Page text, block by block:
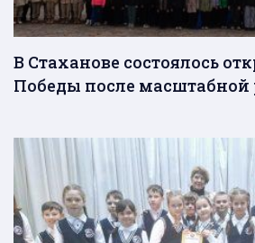
В Стаханове состоялось
Победы после масштабной